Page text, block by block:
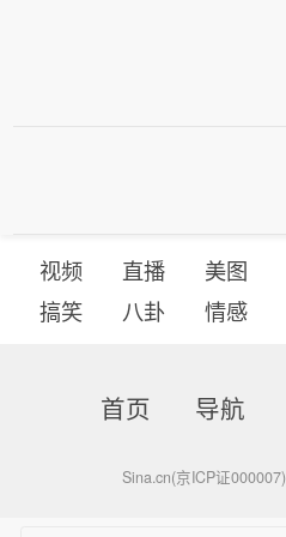
视频 直播 美图
搞笑
八卦 情感
首页 导航
Sina.cn(京ICP证000007)